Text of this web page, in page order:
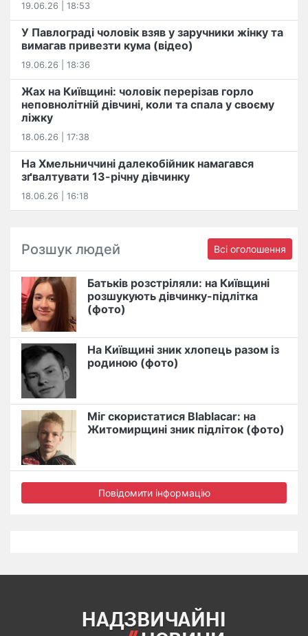
19.06.26 | 18:53
У Павлограді чоловік взяв у заручники жінку та
вимагав привезти кума (відео)
19.06.26 | 18:36
Жах на Київщині: чоловік перерізав горло
неповнолітній дівчині, коли та спала у своєму
ліжку
18.06.26 | 17:38
На Хмельниччині далекобійник намагався
зґвалтувати 13-річну дівчинку
18.06.26 | 16:18
Розшук людей Всі оголошення
Батьків розстріляли: на Київщині
розшукують дівчинку-підлітка
(фото)
На Київщині зник хлопець разом із
родиною (фото)
Міг скористатися Blablacar: на
Житомирщині зник підліток (фото)
Повідомити інформацію